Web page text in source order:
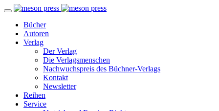
Bücher
Autoren
Verlag
Der Verlag
Die Verlagsmenschen
Nachwuchspreis des Büchner-Verlags
Kontakt
Newsletter
Reihen
Service